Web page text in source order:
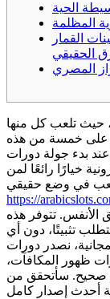
الحية
المظلمة
القمار
الحقيقي
المصري
حيث تلعب كل منها
على خمسة من هذه
عند بدء جولة دورات
خيارًا رائعًا لمن
في وضع حقيقي
https://
الأنفس. تتوفر هذه
تثبيتًا، دون أي
نصدر دورات
ظهور المكافآت،
صحيح. سأتحقق من